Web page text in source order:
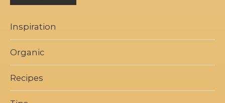
Inspiration
Organic
Recipes